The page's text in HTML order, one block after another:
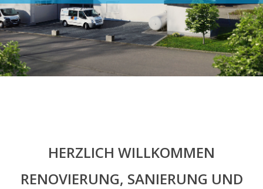
HERZLICH WILLKOMMEN
RENOVIERUNG, SANIERUNG UND